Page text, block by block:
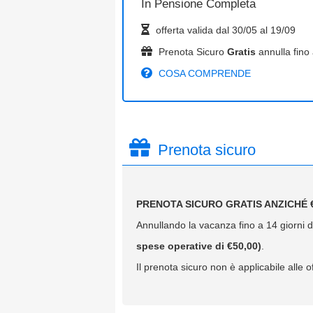
In Pensione Completa
offerta valida dal 30/05 al 19/09
Prenota Sicuro Gratis annulla fino
COSA COMPRENDE
Prenota sicuro
PRENOTA SICURO GRATIS ANZICHÉ
Annullando la vacanza fino a 14 giorni
spese operative di €50,00)
Il prenota sicuro non è applicabile alle